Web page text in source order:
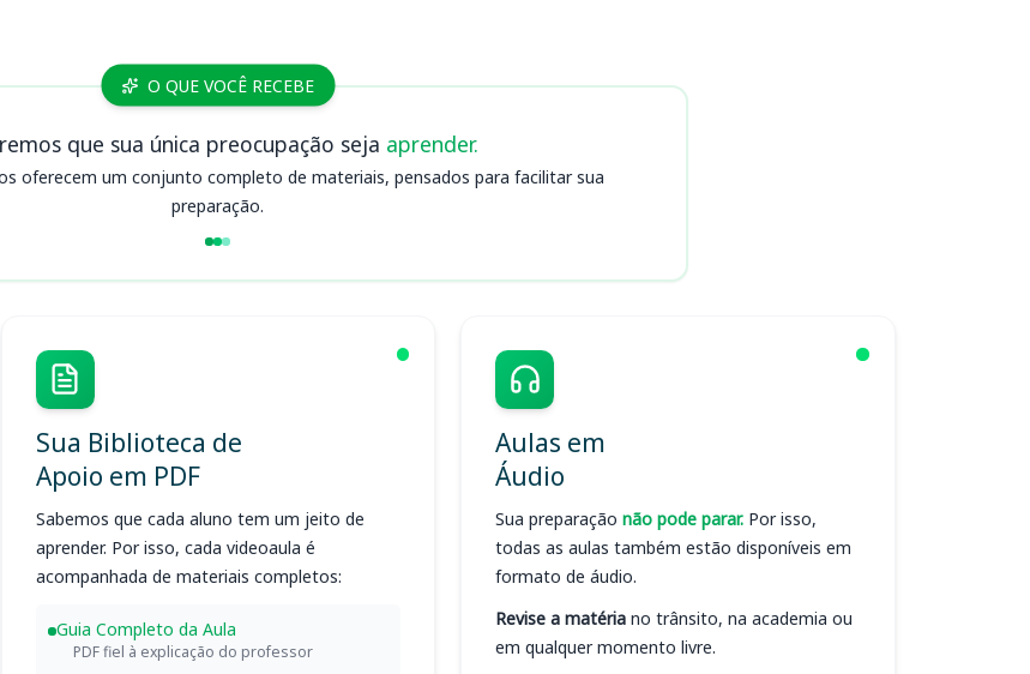
O QUE VOCÊ RECEBE
que sua única preocupação seja aprender.
oferecem um conjunto completo de materiais, pensados para facilitar sua
preparação.
Sua Biblioteca de
Apoio em PDF
Sabemos que cada aluno tem um jeito de
aprender. Por isso, cada videoaula é
acompanhada de materiais completos:
Guia Completo da Aula
PDF fiel à explicação do professor
Aulas em
Áudio
Sua preparação não pode parar. Por isso,
todas as aulas também estão disponíveis em
formato de áudio.
Revise a matéria no trânsito, na academia ou
em qualquer momento livre.